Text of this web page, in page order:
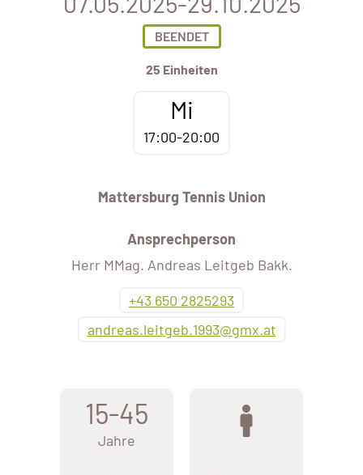
BEENDET
25 Einheiten
Mi
17:00-20:00
Mattersburg Tennis Union
Ansprechperson
Herr MMag. Andreas Leitgeb Bakk.
+43 650 2825293
andreas.leitgeb.1993@gmx.at
15-45
Jahre